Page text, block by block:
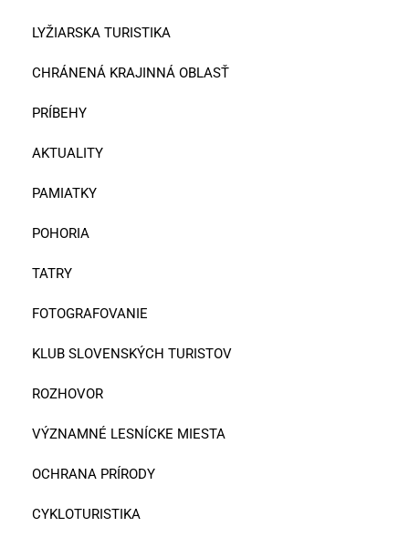
LYŽIARSKA TURISTIKA
CHRÁNENÁ KRAJINNÁ OBLASŤ
PRÍBEHY
AKTUALITY
PAMIATKY
POHORIA
TATRY
FOTOGRAFOVANIE
KLUB SLOVENSKÝCH TURISTOV
ROZHOVOR
VÝZNAMNÉ LESNÍCKE MIESTA
OCHRANA PRÍRODY
CYKLOTURISTIKA